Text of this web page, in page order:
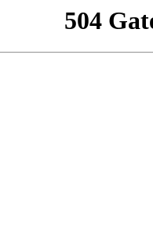
504